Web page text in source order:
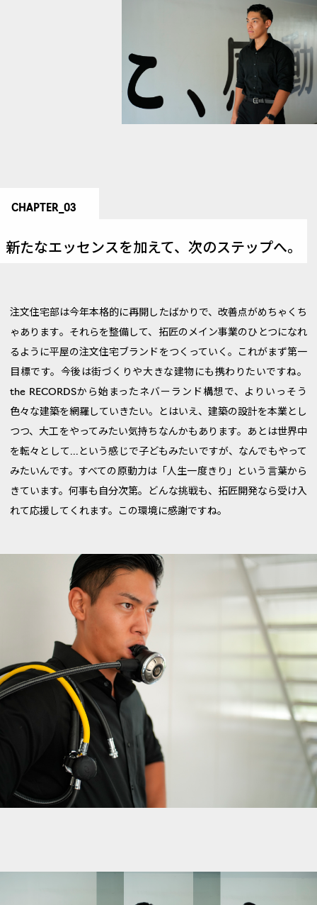
CHAPTER_03
新たなエッセンスを加えて、 次のステップへ。
注文住宅部は今年本格的に再開したばかりで、改善点がめちゃくち
ゃあります。それらを整備して、拓匠のメイン事業のひとつになれ
るように平屋の注文住宅ブランドをつくっていく。これがまず第一
目標です。今後は街づくりや大きな建物にも携わりたいですね。
the RECORDSから始まったネバーランド構想で、よりいっそう
色々な建築を網羅していきたい。とはいえ、建築の設計を本業とし
つつ、大工をやってみたい気持ちなんかもあります。あとは世界中
を転々として...という感じで子どもみたいですが、なんでもやって
みたいんです。すべての原動力は「人生一度きり」という言葉から
きています。何事も自分次第。どんな挑戦も、拓匠開発なら受け入
れて応援してくれます。この環境に感謝ですね。